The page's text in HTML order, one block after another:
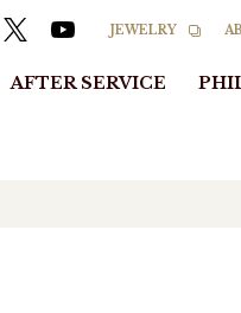
JEWELRY
AFTER SERVICE